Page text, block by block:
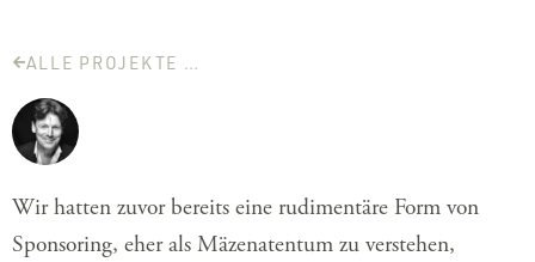
ALLE PROJEKTE …
Wir hatten zuvor bereits eine rudimentäre Form von
Sponsoring, eher als Mäzenatentum zu verstehen,